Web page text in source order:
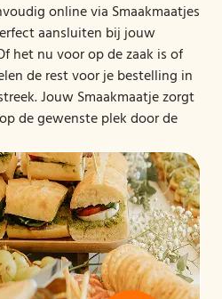
online via Smaakmaatjes
aansluiten bij jouw
het nu voor op de zaak is of
de rest voor je bestelling in
Jouw Smaakmaatje zorgt
de gewenste plek door de